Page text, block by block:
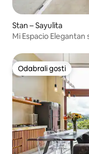
Stan – Sayulita
Mi Espacio Elegantan
Odabrali gosti
Odabrali gosti